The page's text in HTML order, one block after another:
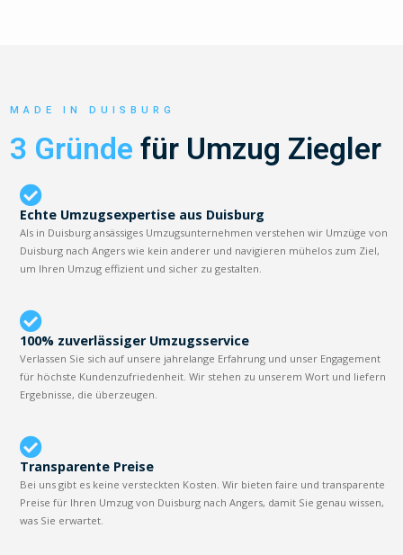
MADE IN DUISBURG
3 Gründe für Umzug Ziegler
Echte Umzugsexpertise aus Duisburg
Als in Duisburg ansässiges Umzugsunternehmen verstehen wir Umzüge von
Duisburg nach Angers wie kein anderer und navigieren mühelos zum Ziel,
um Ihren Umzug effizient und sicher zu gestalten.
100% zuverlässiger Umzugsservice
Verlassen Sie sich auf unsere jahrelange Erfahrung und unser Engagement
für höchste Kundenzufriedenheit. Wir stehen zu unserem Wort und liefern
Ergebnisse, die überzeugen.
Transparente Preise
Bei uns gibt es keine versteckten Kosten. Wir bieten faire und transparente
Preise für Ihren Umzug von Duisburg nach Angers, damit Sie genau wissen,
was Sie erwartet.